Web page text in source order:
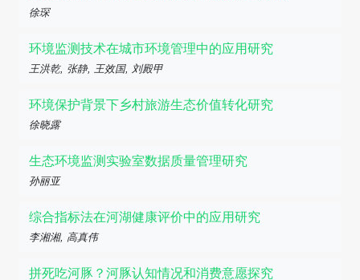
徐琛
环境监测技术在城市环境管理中的应用研究
王洪乾, 张静, 王效国, 刘殿甲
环境保护背景下乡村旅游生态价值转化研究
徐晓露
生态环境监测实验室数据质量管理研究
孙丽亚
综合指标法在河湖健康评价中的应用研究
李湘湘, 高真伟
拼死吃河豚？河豚认知情况和消费意愿探究